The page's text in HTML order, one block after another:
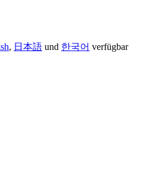
, 日本語 und 한국어 verfügbar